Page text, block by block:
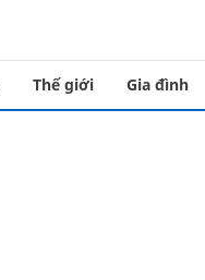
Thế giới Gia đình